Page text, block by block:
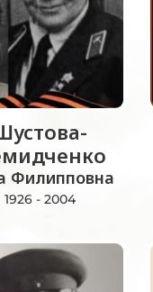
Филипповна
1926 - 2004